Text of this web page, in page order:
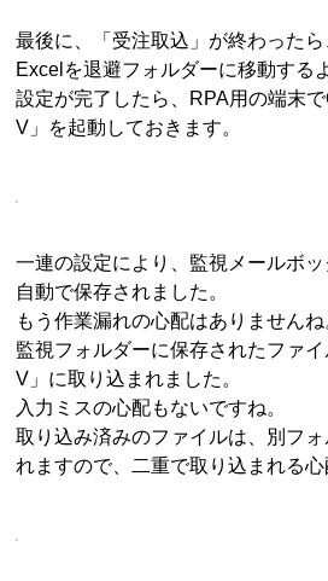
最後に、「受注取込」が終わった
Excelを退避フォルダーに移動する
設定が完了したら、RPA用の端末
V」を起動しておきます。
一連の設定により、監視メールボ
自動で保存されました。
もう作業漏れの心配はありませんね
監視フォルダーに保存されたファ
V」に取り込まれました。
入力ミスの心配もないですね。
取り込み済みのファイルは、別フ
れますので、二重で取り込まれる心